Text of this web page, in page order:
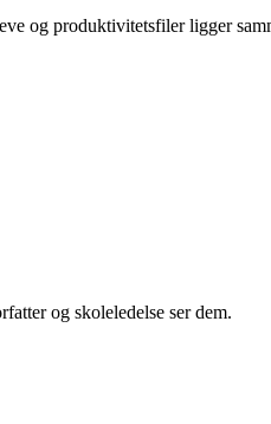
og produktivitetsfiler ligger
og skoleledelse ser dem.